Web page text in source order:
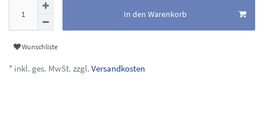
In den Warenkorb
Wunschliste
* inkl. ges. MwSt. zzgl. Versandkosten